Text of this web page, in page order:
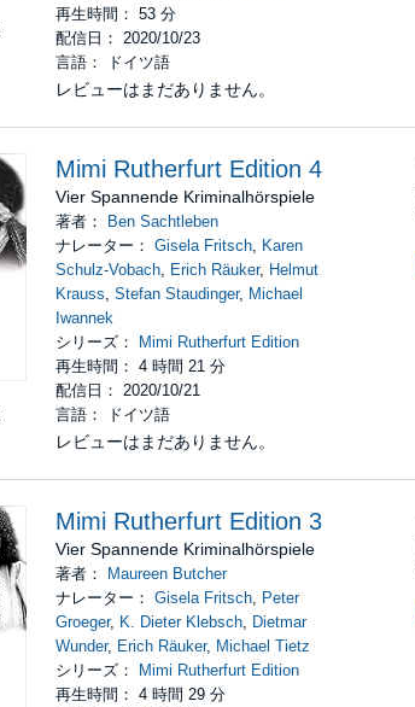
再生時間： 53 分
配信日： 2020/10/23
言語： ドイツ語
レビューはまだありません。
Mimi Rutherfurt Edition 4
Vier Spannende Kriminalhörspiele
著者：
Ben Sachtleben
ナレーター：Gisela Fritsch
Karen
Schulz-Vobach
Erich Räuker, Helmut
Krauss ,Stefan Staudinger, Michael
Iwannek
シリーズ：
Mimi Rutherfurt Edition
再生時間： 4 時間 21 分
配信日： 2020/10/21
言語： ドイツ語
レビューはまだありません。
Mimi Rutherfurt Edition 3
Vier Spannende Kriminalhörspiele
著者：
Maureen Butcher
ナレーター：Gisela Fritsch
Peter
Groeger, K. Dieter Klebsch
Dietmar
Wunder, Erich Räuker, Michael Tietz
シリーズ：
Mimi Rutherfurt Edition
再生時間： 4 時間 29 分